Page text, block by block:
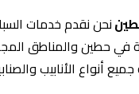
نحن نقدم خدمات
في حطين والمناطق
أنواع الأنابيب